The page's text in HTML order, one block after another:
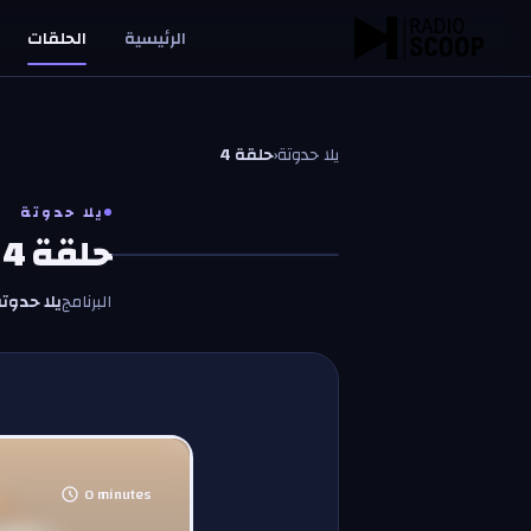
الرئيسية الحلقات
يلا حدوتة‹حلقة 4
يلا حدوتة
حلقة 4
البرنامجيلا
0minutes